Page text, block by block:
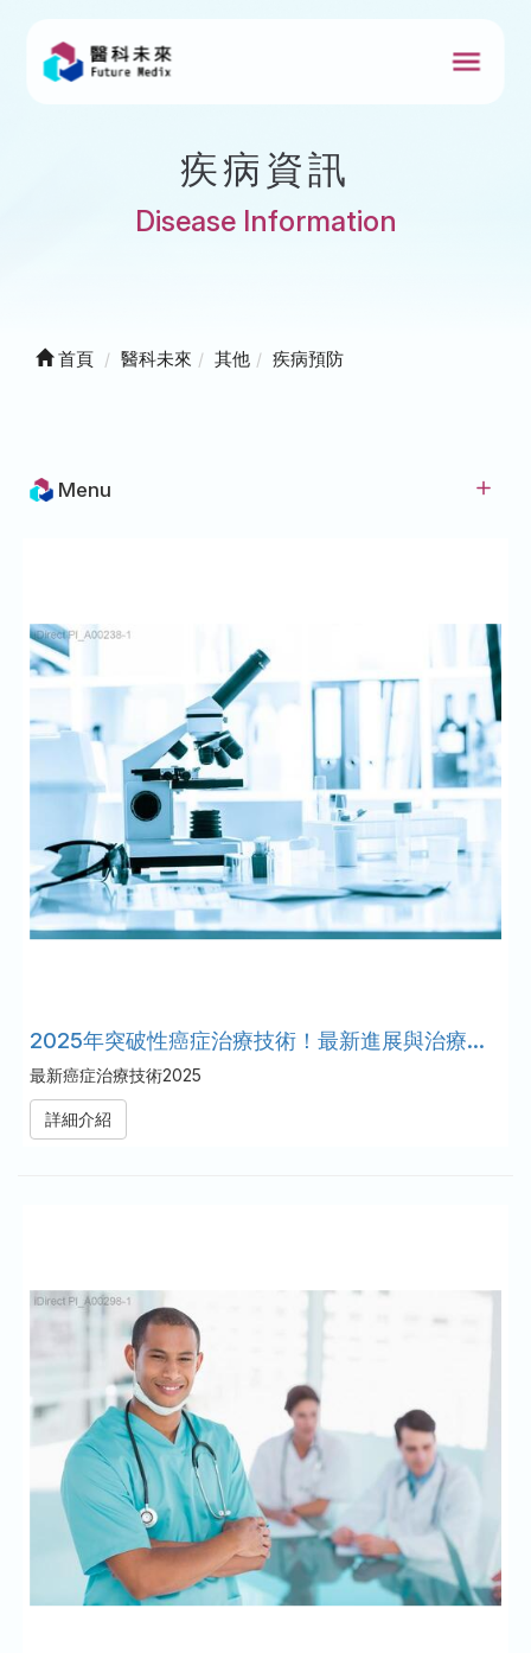
疾病資訊
Disease Information
首頁 醫科未來 其他 疾病預防
Menu
2025年突破性癌症治療技術！最新進展與治療方法全解析
最新癌症治療技術2025
詳細介紹